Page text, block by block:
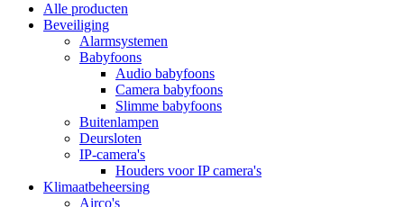
Alle producten
Beveiliging
Alarmsystemen
Babyfoons
Audio babyfoons
Camera babyfoons
Slimme babyfoons
Buitenlampen
Deursloten
IP-camera's
Houders voor IP camera's
Klimaatbeheersing
Airco's